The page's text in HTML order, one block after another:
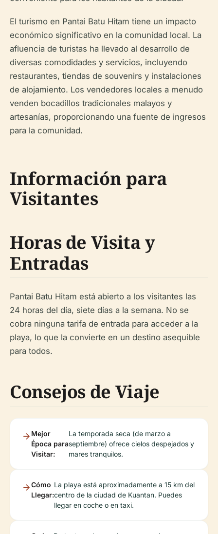
El turismo en Pantai Batu Hitam tiene un impacto
económico significativo en la comunidad local. La
afluencia de turistas ha llevado al desarrollo de
diversas comodidades y servicios, incluyendo
restaurantes, tiendas de souvenirs y instalaciones
de alojamiento. Los vendedores locales a menudo
venden bocadillos tradicionales malayos y
artesanías, proporcionando una fuente de ingresos
para la comunidad.
Información para
Visitantes
Horas de Visita y
Entradas
Pantai Batu Hitam está abierto a los visitantes las
24 horas del día, siete días a la semana. No se
cobra ninguna tarifa de entrada para acceder a la
playa, lo que la convierte en un destino asequible
para todos.
Consejos de Viaje
Mejor
Época para
Visitar:
La temporada seca (de marzo a
septiembre) ofrece cielos despejados y
mares tranquilos.
Cómo
Llegar:
La playa está aproximadamente a 15 km del
centro de la ciudad de Kuantan. Puedes
llegar en coche o en taxi.